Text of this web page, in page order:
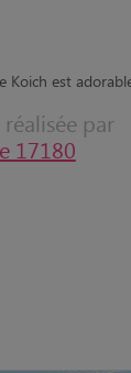
Koich est
par
17180